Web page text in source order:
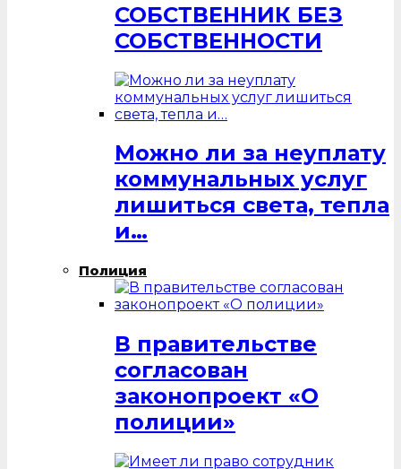
СОБСТВЕННИК БЕЗ
СОБСТВЕННОСТИ
Можно ли за неуплату
коммунальных услуг
лишиться света, тепла
и…
Полиция
В правительстве
согласован
законопроект «О
полиции»